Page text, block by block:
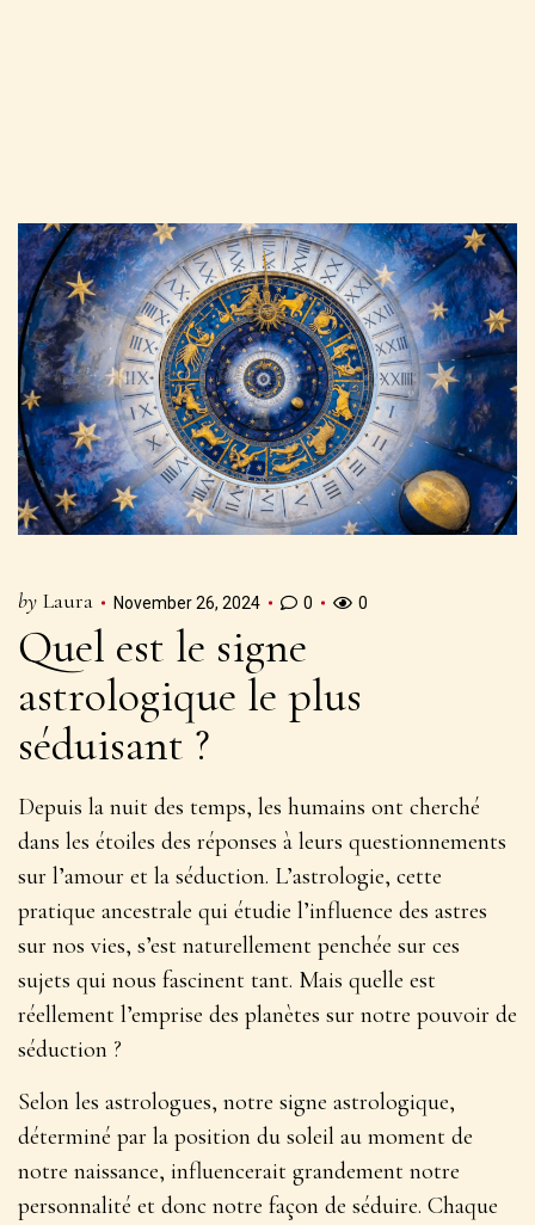
by Laura November 26, 2024 0 0
Quel est le signe
astrologique le plus
séduisant ?
Depuis la nuit des temps, les humains ont cherché
dans les étoiles des réponses à leurs questionnements
sur l’amour et la séduction. L’astrologie, cette
pratique ancestrale qui étudie l’influence des astres
sur nos vies, s’est naturellement penchée sur ces
sujets qui nous fascinent tant. Mais quelle est
réellement l’emprise des planètes sur notre pouvoir de
séduction ?
Selon les astrologues, notre signe astrologique,
déterminé par la position du soleil au moment de
notre naissance, influencerait grandement notre
personnalité et donc notre façon de séduire. Chaque